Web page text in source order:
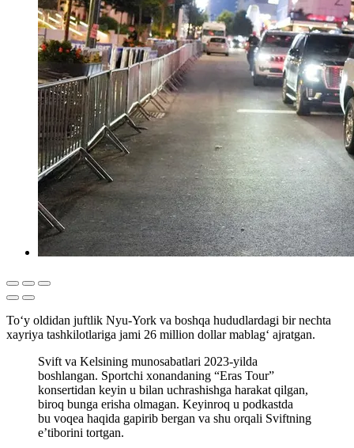
To‘y oldidan juftlik Nyu-York va boshqa hududlardagi bir nechta
xayriya tashkilotlariga jami 26 million dollar mablag‘ ajratgan.
Svift va Kelsining munosabatlari 2023-yilda
boshlangan. Sportchi xonandaning “Eras Tour”
konsertidan keyin u bilan uchrashishga harakat qilgan,
biroq bunga erisha olmagan. Keyinroq u podkastda
bu voqea haqida gapirib bergan va shu orqali Sviftning
e’tiborini tortgan.